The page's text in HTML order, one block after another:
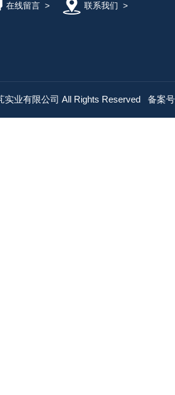
在线留言> 联系我们 >
实业有限公司 All Rights Reserved 备案